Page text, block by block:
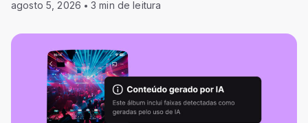
agosto 5, 2026 3 min de leitura